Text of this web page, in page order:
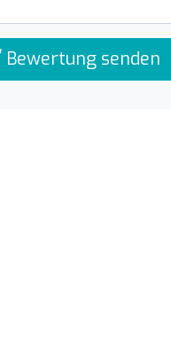
Bewertung senden